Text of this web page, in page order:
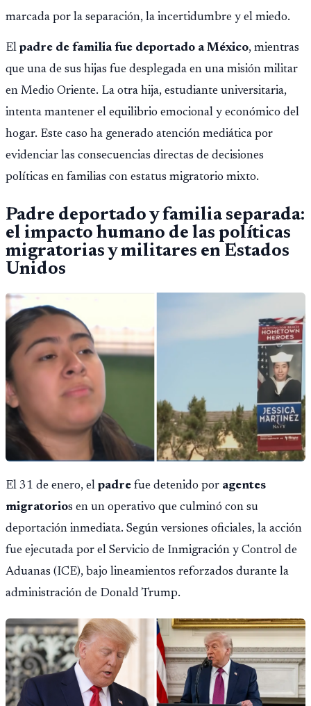
marcada por la separación, la incertidumbre y el miedo.
El padre de familia fue deportado a México, mientras
que una de sus hijas fue desplegada en una misión militar
en Medio Oriente. La otra hija, estudiante universitaria,
intenta mantener el equilibrio emocional y económico del
hogar. Este caso ha generado atención mediática por
evidenciar las consecuencias directas de decisiones
políticas en familias con estatus migratorio mixto.
Padre deportado y familia separada:
el impacto humano de las políticas
migratorias y militares en Estados
Unidos
El 31 de enero, el padre fue detenido por agentes
migratorios en un operativo que culminó con su
deportación inmediata. Según versiones oficiales, la acción
fue ejecutada por el Servicio de Inmigración y Control de
Aduanas (ICE), bajo lineamientos reforzados durante la
administración de Donald Trump.